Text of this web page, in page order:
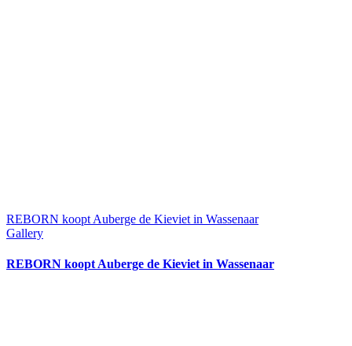
REBORN koopt Auberge de Kieviet in Wassenaar
Gallery
REBORN koopt Auberge de Kieviet in Wassenaar